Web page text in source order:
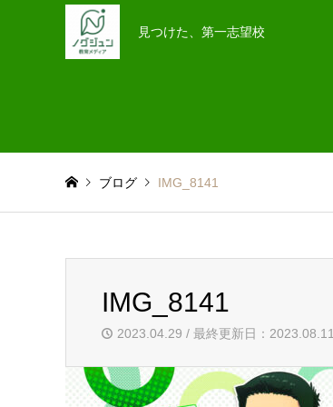
見つけた、第一志望校
ブログ IMG_8141
IMG_8141
2023.04.29 / 最終更新日：2023.08.11